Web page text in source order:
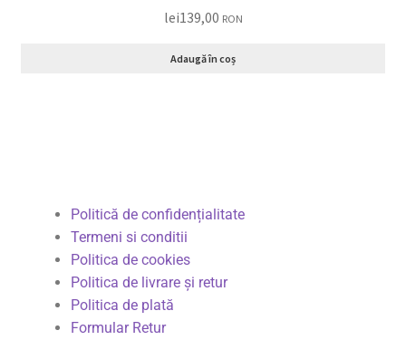
lei139,00 RON
Adaugă în coș
Politică de confidențialitate
Termeni si conditii
Politica de cookies
Politica de livrare și retur
Politica de plată
Formular Retur